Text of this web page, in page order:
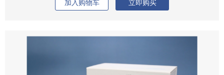
加入购物车 立即购买